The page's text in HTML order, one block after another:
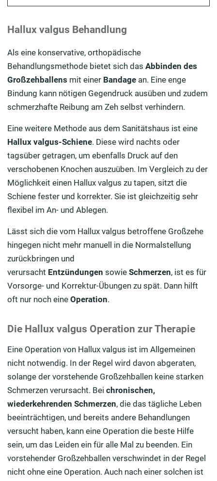
Hallux valgus Behandlung
Als eine konservative, orthopädische
Behandlungsmethode bietet sich das Abbinden des
Großzehballens mit einer Bandage an. Eine enge
Bindung kann nötigen Gegendruck ausüben und zudem
schmerzhafte Reibung am Zeh selbst verhindern.
Eine weitere Methode aus dem Sanitätshaus ist eine
Hallux valgus-Schiene. Diese wird nachts oder
tagsüber getragen, um ebenfalls Druck auf den
verschobenen Knochen auszuüben. Im Vergleich zu der
Möglichkeit einen Hallux valgus zu tapen, sitzt die
Schiene fester und korrekter. Sie ist gleichzeitig sehr
flexibel im An- und Ablegen.
Lässt sich die vom Hallux valgus betroffene Großzehe
hingegen nicht mehr manuell in die Normalstellung
zurückbringen und
verursacht Entzündungen sowie Schmerzen, ist es für
Vorsorge- und Korrektur-Übungen zu spät. Dann hilft
oft nur noch eine Operation.
Die Hallux valgus Operation zur Therapie
Eine Operation von Hallux valgus ist im Allgemeinen
nicht notwendig. In der Regel wird davon abgeraten,
solange der vorstehende Großzehballen keine starken
Schmerzen verursacht. Bei chronischen,
wiederkehrenden Schmerzen, die das tägliche Leben
beeinträchtigen, und bereits andere Behandlungen
versucht haben, kann eine Operation die beste Hilfe
sein, um das Leiden ein für alle Mal zu beenden. Ein
vorstehender Großzehballen verschwindet in der Regel
nicht ohne eine Operation. Auch nach einer solchen ist